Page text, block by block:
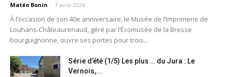
Matéo Bonin - 7 août 2026
À l’occasion de son 40e anniversaire, le Musée de l’Imprimerie de
Louhans-Châteaurenaud, géré par l’Écomusée de la Bresse
bourguignonne, ouvre ses portes pour trois...
Série d’été (1/5) Les plus … du Jura : Le
Vernois,...